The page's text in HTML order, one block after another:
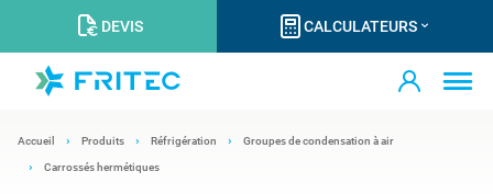
DEVIS CALCULATEURS
Accueil Produits Réfrigération Groupes de condensation à air
Carrossés hermétiques